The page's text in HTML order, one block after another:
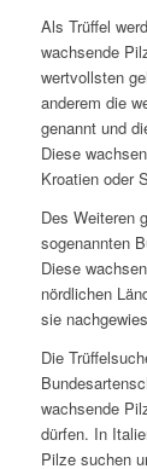
Als Trüffel
wachsende
wertvollsten
anderem die
genannt und
Diese
Kroatien oder
Des Weiteren
sogenannten
Diese
nördlichen
sie
Die
wachsende
dürfen. In
Pilze suchen